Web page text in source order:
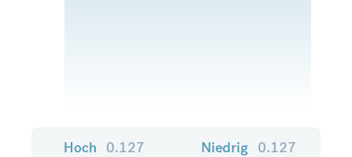
Hoch 0.127 Niedrig 0.127